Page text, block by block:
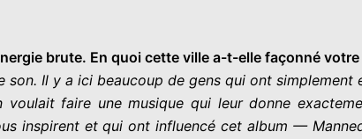
brute. En quoi cette ville a-t-elle façonné
son. Il y a ici beaucoup de gens qui ont
faire une musique qui leur donne
inspirent et qui ont influencé cet album —